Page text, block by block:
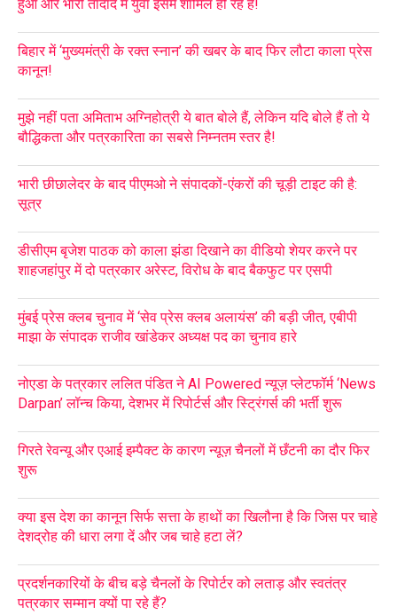
हुआ और भारी तादाद में युवा इसमें शामिल हो रहे हैं!
बिहार में ‘मुख्यमंत्री के रक्त स्नान’ की खबर के बाद फिर लौटा काला प्रेस
कानून!
मुझे नहीं पता अमिताभ अग्निहोत्री ये बात बोले हैं, लेकिन यदि बोले हैं तो ये
बौद्धिकता और पत्रकारिता का सबसे निम्नतम स्तर है!
भारी छीछालेदर के बाद पीएमओ ने संपादकों-एंकरों की चूड़ी टाइट की है:
सूत्र
डीसीएम बृजेश पाठक को काला झंडा दिखाने का वीडियो शेयर करने पर
शाहजहांपुर में दो पत्रकार अरेस्ट, विरोध के बाद बैकफुट पर एसपी
मुंबई प्रेस क्लब चुनाव में ‘सेव प्रेस क्लब अलायंस’ की बड़ी जीत, एबीपी
माझा के संपादक राजीव खांडेकर अध्यक्ष पद का चुनाव हारे
नोएडा के पत्रकार ललित पंडित ने AI Powered न्यूज़ प्लेटफॉर्म ‘News
Darpan’ लॉन्च किया, देशभर में रिपोर्टर्स और स्ट्रिंगर्स की भर्ती शुरू
गिरते रेवन्यू और एआई इम्पैक्ट के कारण न्यूज़ चैनलों में छँटनी का दौर फिर
शुरू
क्या इस देश का कानून सिर्फ सत्ता के हाथों का खिलौना है कि जिस पर चाहे
देशद्रोह की धारा लगा दें और जब चाहे हटा लें?
प्रदर्शनकारियों के बीच बड़े चैनलों के रिपोर्टर को लताड़ और स्वतंत्र
पत्रकार सम्मान क्यों पा रहे हैं?